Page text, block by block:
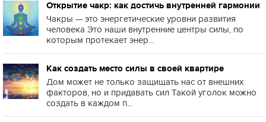
Открытие чакр: как достичь внутренней гармонии
Чакры — это энергетические уровни развития
человека Это наши внутренние центры силы, по
которым протекает энер...
Как создать место силы в своей квартире
Дом может не только защищать нас от внешних
факторов, но и придавать сил Такой уголок можно
создать в каждом п...